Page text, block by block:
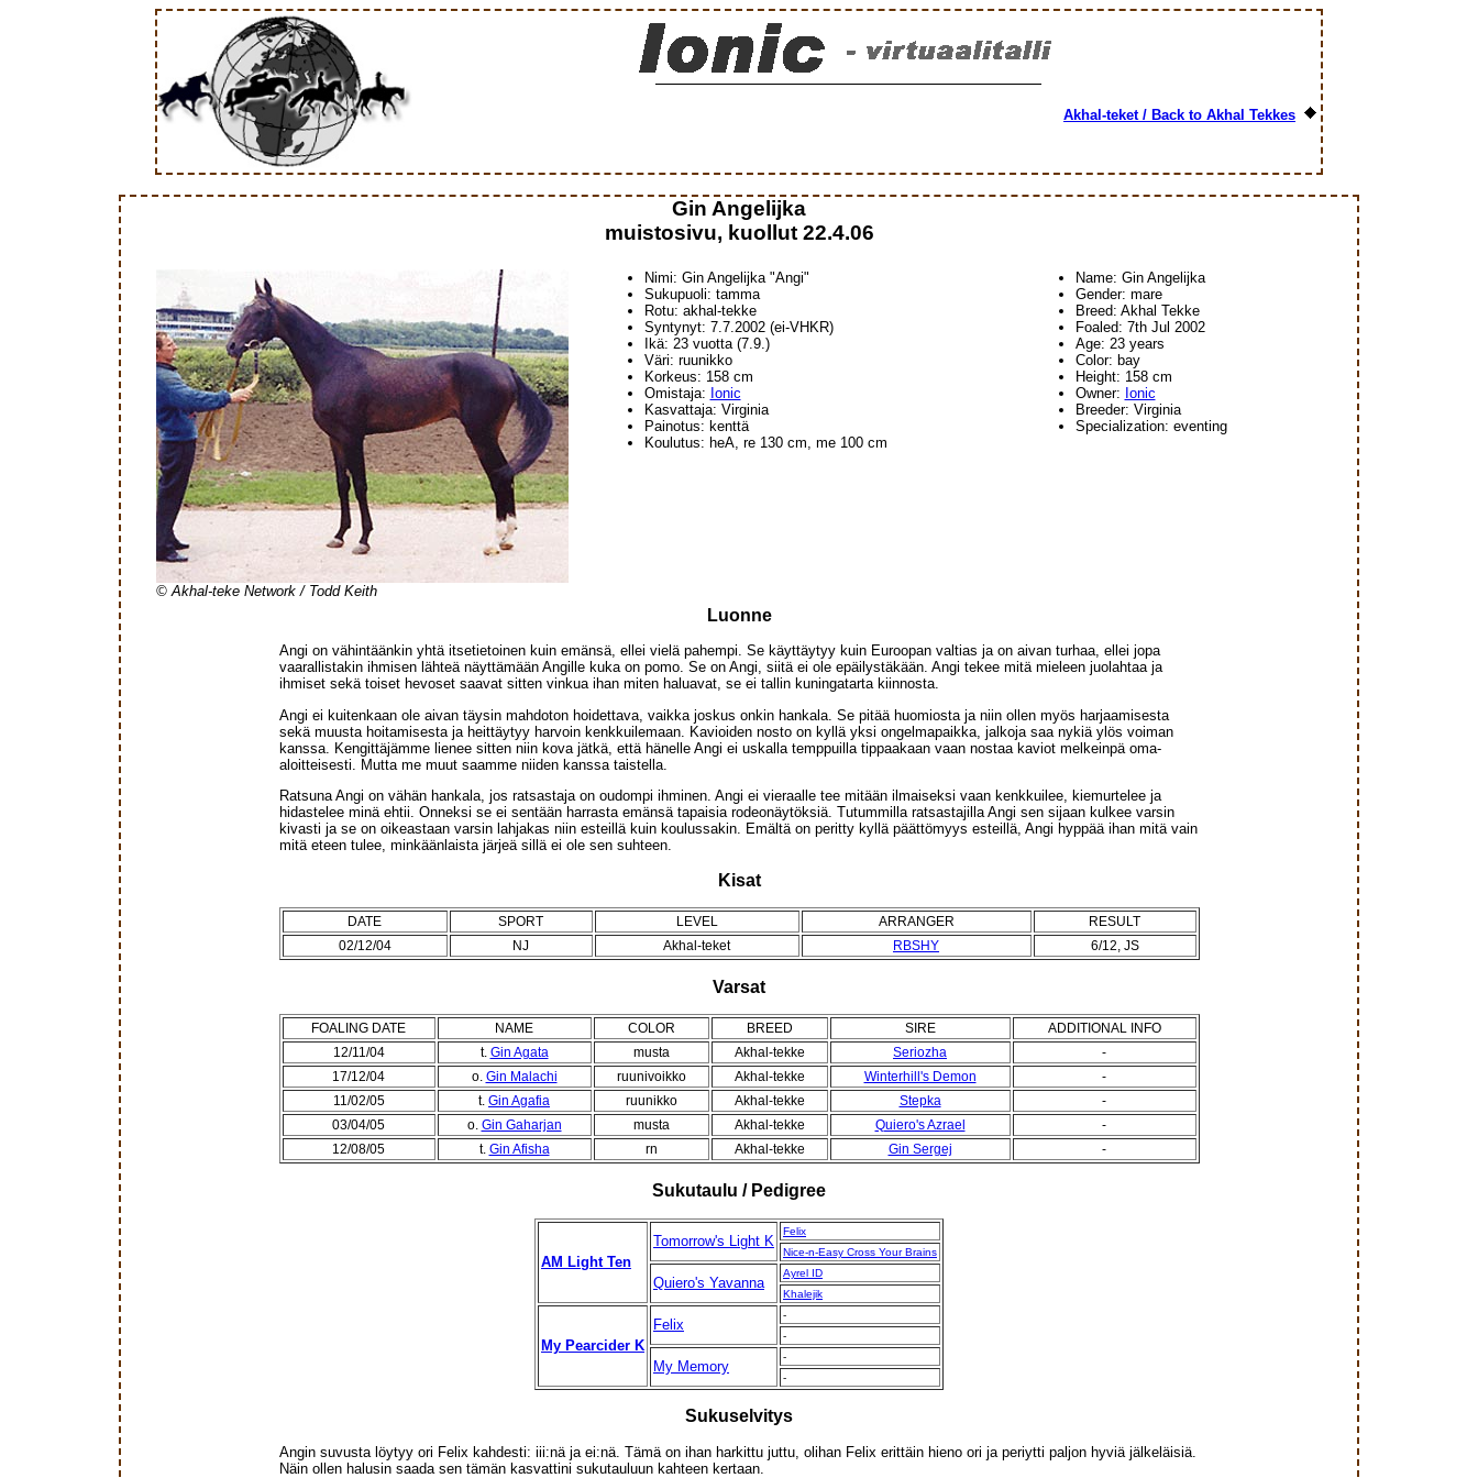
Akhal-teket / Back to Akhal Tekkes
Gin Angelijka
muistosivu, kuollut 22.4.06
© Akhal-teke Network / Todd Keith
Nimi: Gin Angelijka "Angi"
Sukupuoli: tamma
Rotu: akhal-tekke
Syntynyt: 7.7.2002 (ei-VHKR)
Ikä: 23 vuotta (7.9.)
Väri: ruunikko
Korkeus: 158 cm
Omistaja: Ionic
Kasvattaja: Virginia
Painotus: kenttä
Koulutus: heA, re 130 cm, me 100 cm
Name: Gin Angelijka
Gender: mare
Breed: Akhal Tekke
Foaled: 7th Jul 2002
Age: 23 years
Color: bay
Height: 158 cm
Owner: Ionic
Breeder: Virginia
Specialization: eventing
Luonne
Angi on vähintäänkin yhtä itsetietoinen kuin emänsä, ellei vielä pahempi. Se käyttäytyy kuin Euroopan valtias ja on aivan turhaa, ellei jopa
vaarallistakin ihmisen lähteä näyttämään Angille kuka on pomo. Se on Angi, siitä ei ole epäilystäkään. Angi tekee mitä mieleen juolahtaa ja
ihmiset sekä toiset hevoset saavat sitten vinkua ihan miten haluavat, se ei tallin kuningatarta kiinnosta.
Angi ei kuitenkaan ole aivan täysin mahdoton hoidettava, vaikka joskus onkin hankala. Se pitää huomiosta ja niin ollen myös harjaamisesta
sekä muusta hoitamisesta ja heittäytyy harvoin kenkkuilemaan. Kavioiden nosto on kyllä yksi ongelmapaikka, jalkoja saa nykiä ylös voiman
kanssa. Kengittäjämme lienee sitten niin kova jätkä, että hänelle Angi ei uskalla temppuilla tippaakaan vaan nostaa kaviot melkeinpä oma-
aloitteisesti. Mutta me muut saamme niiden kanssa taistella.
Ratsuna Angi on vähän hankala, jos ratsastaja on oudompi ihminen. Angi ei vieraalle tee mitään ilmaiseksi vaan kenkkuilee, kiemurtelee ja
hidastelee minä ehtii. Onneksi se ei sentään harrasta emänsä tapaisia rodeonäytöksiä. Tutummilla ratsastajilla Angi sen sijaan kulkee varsin
kivasti ja se on oikeastaan varsin lahjakas niin esteillä kuin koulussakin. Emältä on peritty kyllä päättömyys esteillä, Angi hyppää ihan mitä vain
mitä eteen tulee, minkäänlaista järjeä sillä ei ole sen suhteen.
Kisat
DATE SPORT LEVEL ARRANGER
RESULT
02/12/04
NJ Akhal-teket RBSHY 6/12, JS
Varsat
FOALING DATE NAME COLOR BREED SIRE
ADDITIONAL INFO
12/11/04
t. Gin Agata musta Akhal-tekke Seriozha
-
17/12/04
o. Gin Malachi ruunivoikko Akhal-tekke Winterhill's Demon
-
11/02/05
t. Gin Agafia ruunikko Akhal-tekke Stepka
-
03/04/05
o. Gin Gaharjan musta Akhal-tekke Quiero's Azrael
-
12/08/05
t. Gin Afisha rn Akhal-tekke Gin Sergej -
Sukutaulu / Pedigree
AM Light Ten
Tomorrow's Light K
Felix
Nice-n-Easy Cross Your Brains
Quiero's Yavanna
Ayrel ID
Khalejik
My Pearcider K
Felix
-
-
My Memory
-
-
Sukuselvitys
Angin suvusta löytyy ori Felix kahdesti: iii:nä ja ei:nä. Tämä on ihan harkittu juttu, olihan Felix erittäin hieno ori ja periytti paljon hyviä jälkeläisiä.
Näin ollen halusin saada sen tämän kasvattini sukutauluun kahteen kertaan.